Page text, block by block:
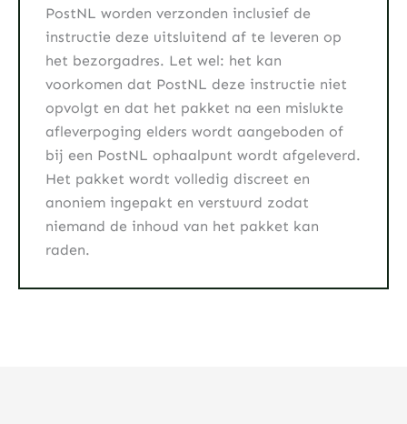
PostNL worden verzonden inclusief de
instructie deze uitsluitend af te leveren op
het bezorgadres. Let wel: het kan
voorkomen dat PostNL deze instructie niet
opvolgt en dat het pakket na een mislukte
afleverpoging elders wordt aangeboden of
bij een PostNL ophaalpunt wordt afgeleverd.
Het pakket wordt volledig discreet en
anoniem ingepakt en verstuurd zodat
niemand de inhoud van het pakket kan
raden.